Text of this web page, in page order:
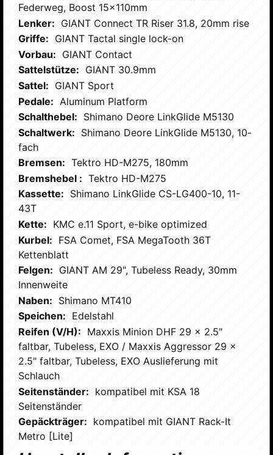
Federweg, Boost 15x110mm
Lenker: GIANT Connect TR Riser 31.8, 20mm rise
Griffe: GIANT Tactal single lock-on
Vorbau: GIANT Contact
Sattelstütze: GIANT 30.9mm
Sattel: GIANT Sport
Pedale: Aluminum Platform
Schalthebel: Shimano Deore LinkGlide M5130
Schaltwerk: Shimano Deore LinkGlide M5130, 10-
fach
Bremsen: Tektro HD-M275, 180mm
Bremshebel : Tektro HD-M275
Kassette: Shimano LinkGlide CS-LG400-10, 11-
43T
Kette: KMC e.11 Sport, e-bike optimized
Kurbel: FSA Comet, FSA MegaTooth 36T
Kettenblatt
Felgen: GIANT AM 29", Tubeless Ready, 30mm
Innenweite
Naben: Shimano MT410
Speichen: Edelstahl
Reifen (V/H): Maxxis Minion DHF 29 x 2.5"
faltbar, Tubeless, EXO / Maxxis Aggressor 29 x
2.5" faltbar, Tubeless, EXO Auslieferung mit
Schlauch
Seitenständer: kompatibel mit KSA 18
Seitenständer
Gepäckträger: kompatibel mit GIANT Rack-It
Metro [Lite]